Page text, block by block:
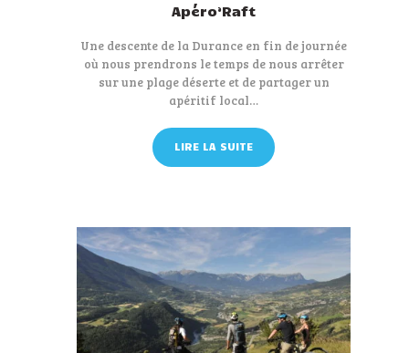
Apéro’Raft
Une descente de la Durance en fin de journée
où nous prendrons le temps de nous arrêter
sur une plage déserte et de partager un
apéritif local…
LIRE LA SUITE
100 €